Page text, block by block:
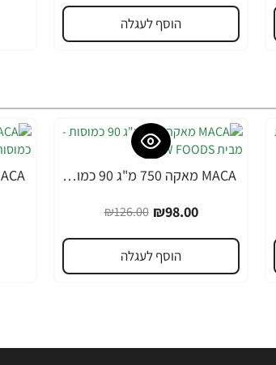
הוסף לעגלה
-22%
MACA מאקה 750 מ"ג 90 כמוסות - מבית NOW FOODS
₪98.00
₪126.00
הוסף לעגלה
-36%